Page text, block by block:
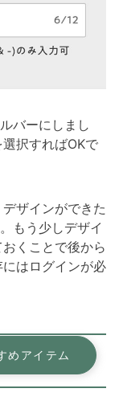
バーにしまし
択すればOKで
ザインができた
もう少しデザイ
くことで後から
はログインが必
めアイテム